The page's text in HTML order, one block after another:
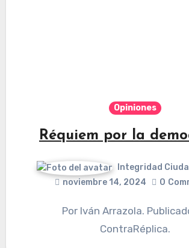
Opiniones
Réquiem por la
Integridad
noviembre 14, 2024
0
Por Iván Arrazola. Publicado en
ContraRéplica.